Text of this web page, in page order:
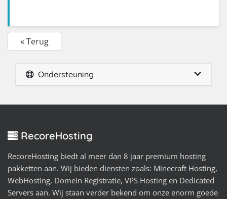
« Terug
Ondersteuning
RecoreHosting
RecoreHosting biedt al meer dan 8 jaar premium hosting
pakketten aan. Wij bieden diensten zoals: Minecraft Hosting,
WebHosting, Domein Registratie, VPS Hosting en Dedicated
Servers aan. Wij staan verder bekend om onze enorm goede